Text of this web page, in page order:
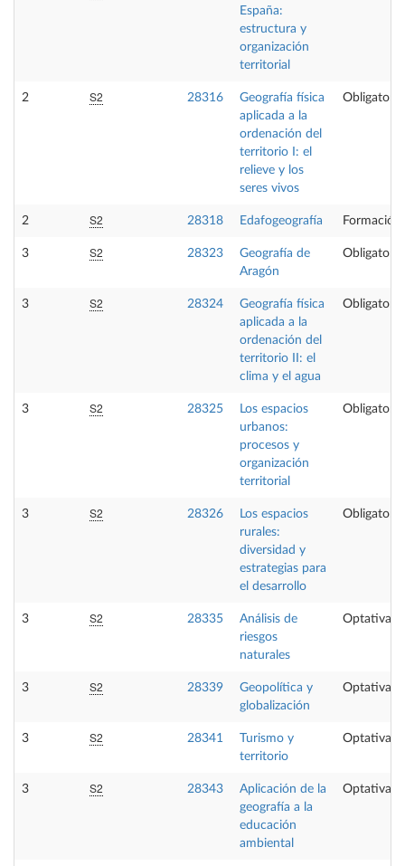
España:
estructura y
organización
territorial
2 S2 28316
Geografía física
aplicada a la
ordenación del
territorio I: el
relieve y los
seres vivos
Obligatoria
2 S2 28318 Edafogeografía Formación
3 S2 28323
Geografía de
Aragón
Obligatoria
3 S2 28324
Geografía física
aplicada a la
ordenación del
territorio II: el
clima y el agua
Obligatoria
3 S2 28325
Los espacios
urbanos:
procesos y
organización
territorial
Obligatoria
3 S2 28326
Los espacios
rurales:
diversidad y
estrategias para
el desarrollo
Obligatoria
3 S2 28335
Análisis de
riesgos
naturales
Optativa
3 S2 28339
Geopolítica y
globalización
Optativa
3 S2 28341
Turismo y
territorio
Optativa
3 S2 28343
Aplicación de la
geografía a la
educación
ambiental
Optativa